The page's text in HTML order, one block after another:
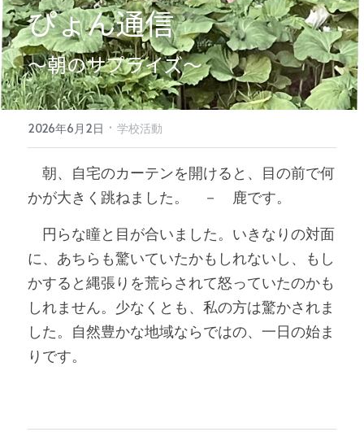
ぴょん通信
～朝のサプライズ～
2026年6月2日 · 学校活動
朝、自宅のカーテンを開けると、目の前で何
かが大きく跳ねました。　－　鹿です。
円らな瞳と目が合いました。いきなりの対面
に、あちらも驚いていたかもしれないし、もし
かすると縄張りを荒らされて怒っていたのかも
しれません。少なくとも、私の方は驚かされま
した。自然豊かな地域ならではの、一日の始ま
りです。